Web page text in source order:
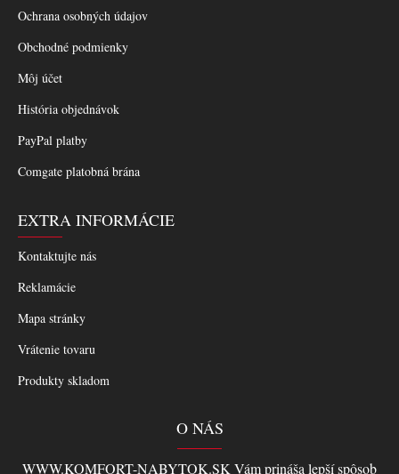
Ochrana osobných údajov
Obchodné podmienky
Môj účet
História objednávok
PayPal platby
Comgate platobná brána
EXTRA INFORMÁCIE
Kontaktujte nás
Reklamácie
Mapa stránky
Vrátenie tovaru
Produkty skladom
O NÁS
WWW.KOMFORT-NABYTOK.SK Vám prináša lepší spôsob